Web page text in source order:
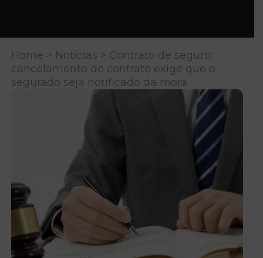
Home > Notícias > Contrato de seguro:
cancelamento do contrato exige que o
segurado seja notificado da mora